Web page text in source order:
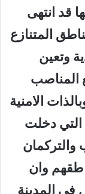
قد انتهى
المتنازع
وتعين
المناصب
الامنية
التي دخلت
والتركمان
وان
في المدينة